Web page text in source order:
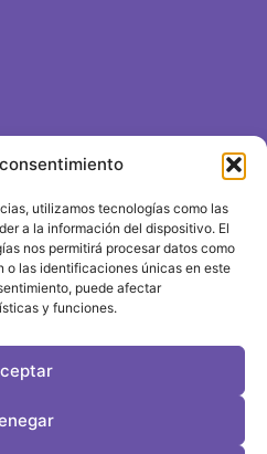
utilizamos tecnologías como las
a la información del dispositivo. El
nos permitirá procesar datos como
o las identificaciones únicas en este
puede afectar
y funciones.
cosa de Pyramid
Contacto: info@leviragetv